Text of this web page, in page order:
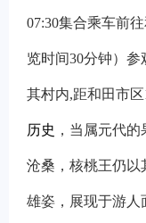
07:30集合乘车前
览时间30分钟）参
其村内,距和田市
历史 ，当属元代
沧桑，核桃王仍以
雄姿，展现于游人